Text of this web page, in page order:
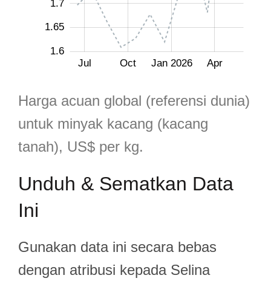
1.6
1.65
1.7
MayJul
Sep Jan 2026
Oct Apr
Harga acuan global (referensi dunia)
untuk minyak kacang (kacang
tanah), US$ per kg.
Unduh & Sematkan Data
Ini
Gunakan data ini secara bebas
dengan atribusi kepada Selina